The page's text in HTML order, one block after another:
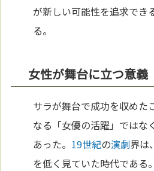
が新しい可能性を追求でき
る。
女性が舞台に立つ意義
サラが舞台で成功を収めた
なる「女優の活躍」ではな
あった。 19世紀の演劇界は
を低く見ていた時代である